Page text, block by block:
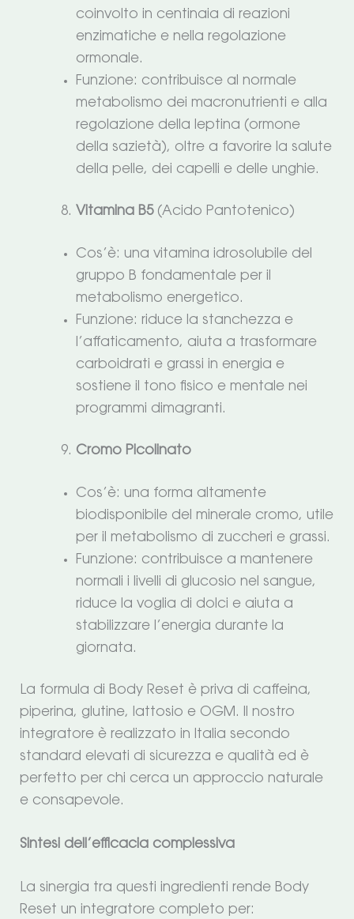
coinvolto in centinaia di reazioni
enzimatiche e nella regolazione
ormonale.
Funzione: contribuisce al normale
metabolismo dei macronutrienti e alla
regolazione della leptina (ormone
della sazietà), oltre a favorire la salute
della pelle, dei capelli e delle unghie.
Vitamina B5(Acido Pantotenico)
Cos’è: una vitamina idrosolubile del
gruppo B fondamentale per il
metabolismo energetico.
Funzione: riduce la stanchezza e
l’affaticamento, aiuta a trasformare
carboidrati e grassi in energia e
sostiene il tono fisico e mentale nei
programmi dimagranti.
Cromo Picolinato
Cos’è: una forma altamente
biodisponibile del minerale cromo, utile
per il metabolismo di zuccheri e grassi.
Funzione: contribuisce a mantenere
normali i livelli di glucosio nel sangue,
riduce la voglia di dolci e aiuta a
stabilizzare l’energia durante la
giornata.
La formula di Body Reset è priva di caffeina,
piperina, glutine, lattosio e OGM. Il nostro
integratore è realizzato in Italia secondo
standard elevati di sicurezza e qualità ed è
perfetto per chi cerca un approccio naturale
e consapevole.
Sintesi dell’efficacia complessiva
La sinergia tra questi ingredienti rende Body
Reset un integratore completo per: